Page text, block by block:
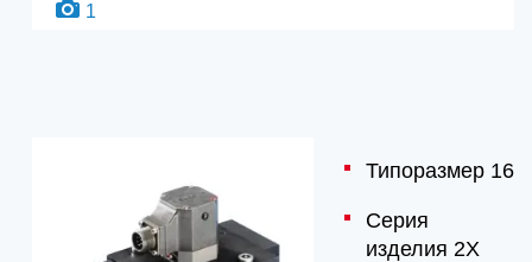
1
Типоразмер 16
Серия
изделия 2X